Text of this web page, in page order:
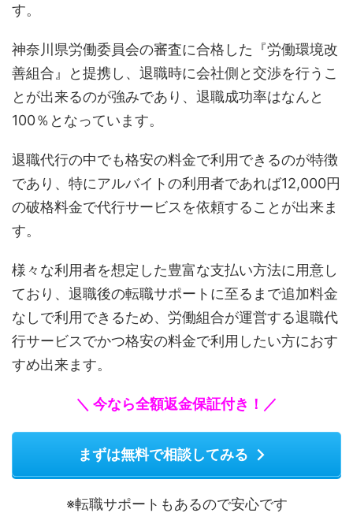
す。
神奈川県労働委員会の審査に合格した『労働環境改
善組合』と提携し、退職時に会社側と交渉を行うこ
とが出来るのが強みであり、退職成功率はなんと
100％となっています。
退職代行の中でも格安の料金で利用できるのが特徴
であり、特にアルバイトの利用者であれば12,000円
の破格料金で代行サービスを依頼することが出来ま
す。
様々な利用者を想定した豊富な支払い方法に用意し
ており、退職後の転職サポートに至るまで追加料金
なしで利用できるため、労働組合が運営する退職代
行サービスでかつ格安の料金で利用したい方におす
すめ出来ます。
＼ 今なら全額返金保証付き！／
まずは無料で相談してみる
※転職サポートもあるので安心です